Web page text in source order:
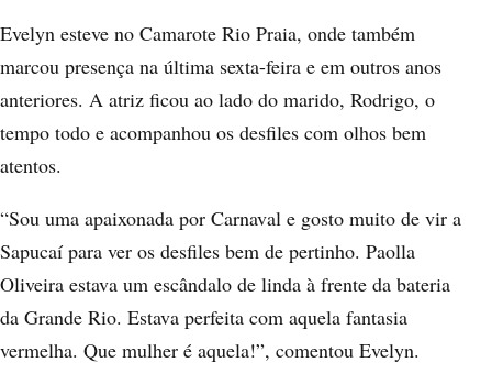
Evelyn esteve no Camarote Rio Praia, onde também
marcou presença na última sexta-feira e em outros anos
anteriores. A atriz ficou ao lado do marido, Rodrigo, o
tempo todo e acompanhou os desfiles com olhos bem
atentos.
“Sou uma apaixonada por Carnaval e gosto muito de vir a
Sapucaí para ver os desfiles bem de pertinho. Paolla
Oliveira estava um escândalo de linda à frente da bateria
da Grande Rio. Estava perfeita com aquela fantasia
vermelha. Que mulher é aquela!”, comentou Evelyn.